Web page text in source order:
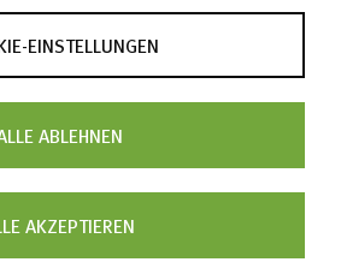
EINSTELLUNGEN
ABLEHNEN
AKZEPTIEREN
(CCDC)in Großbritannien, dem
for Diffraction Datain den USA,
und dem Vinca Institute
Belgrad gewährleistet die
Qualität der Daten.